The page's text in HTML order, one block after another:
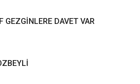
GEZGİNLERE DAVET VAR